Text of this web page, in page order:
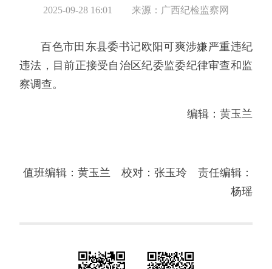
2025-09-28 16:01 来源：广西纪检监察网
百色市田东县委书记欧阳可爽涉嫌严重违纪
违法，目前正接受自治区纪委监委纪律审查和监
察调查。
编辑：黄玉兰
值班编辑：黄玉兰 校对：张玉玲 责任编辑：
杨瑶